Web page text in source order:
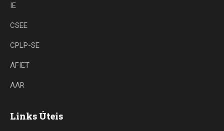
IE
CSEE
CPLP-SE
AFIET
AAR
Links Úteis